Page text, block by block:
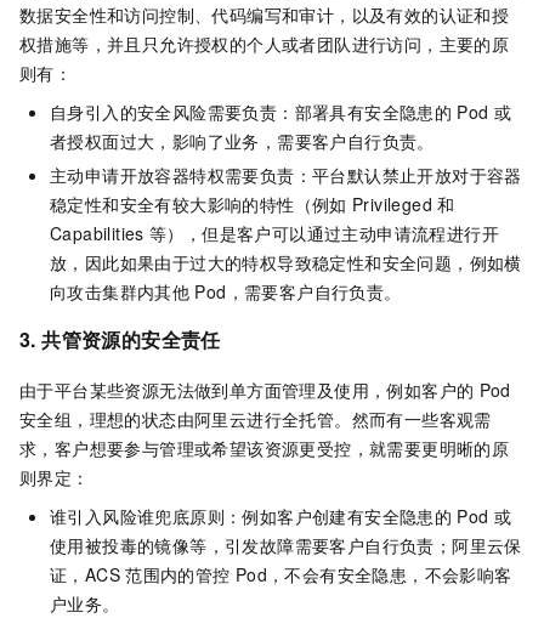
数据安全性和访问控制、代码编写和审计，以及有效的认证和授
权措施等，并且只允许授权的个人或者团队进行访问，主要的原
则有：
自身引入的安全风险需要负责：部署具有安全隐患的 Pod 或
者授权面过大，影响了业务，需要客户自行负责。
主动申请开放容器特权需要负责：平台默认禁止开放对于容器
稳定性和安全有较大影响的特性（例如 Privileged 和
Capabilities 等），但是客户可以通过主动申请流程进行开
放，因此如果由于过大的特权导致稳定性和安全问题，例如横
向攻击集群内其他 Pod，需要客户自行负责。
3. 共管资源的安全责任
由于平台某些资源无法做到单方面管理及使用，例如客户的 Pod
安全组，理想的状态由阿里云进行全托管。然而有一些客观需
求，客户想要参与管理或希望该资源更受控，就需要更明晰的原
则界定：
谁引入风险谁兜底原则：例如客户创建有安全隐患的 Pod 或
使用被投毒的镜像等，引发故障需要客户自行负责；阿里云保
证，ACS 范围内的管控 Pod，不会有安全隐患，不会影响客
户业务。